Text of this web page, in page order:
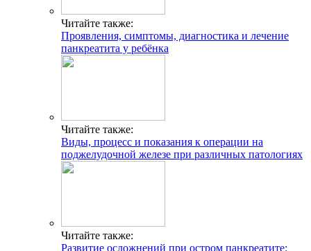
Читайте также:
Проявления, симптомы, диагностика и лечение
панкреатита у ребёнка
Читайте также:
Виды, процесс и показания к операции на
поджелудочной железе при различных патологиях
Читайте также:
Развитие осложнений при остром панкреатите: